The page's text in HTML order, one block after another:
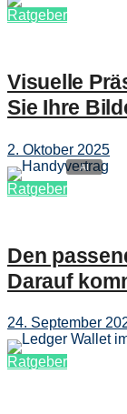
Ratgeber
Visuelle
Sie Ihre
2. Oktober 2025
Ratgeber
Den
Darauf
24. September
Ratgeber